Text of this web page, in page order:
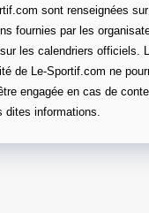
sont renseignées
fournies par les
les calendriers officiels.
de Le-Sportif.com ne
engagée en cas de
dites informations.